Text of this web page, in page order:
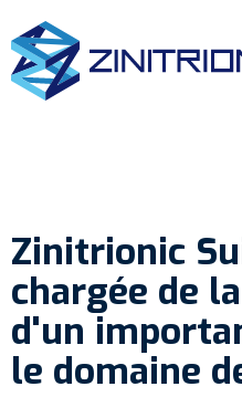
Zinitrionic
chargée de
d'un
le domaine